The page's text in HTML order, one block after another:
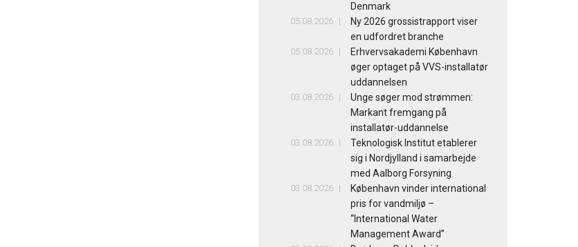
Denmark
05.08.2026
Ny 2026 grossistrapport viser
en udfordret branche
05.08.2026
Erhvervsakademi København
øger optaget på VVS-installatør
uddannelsen
03.08.2026
Unge søger mod strømmen:
Markant fremgang på
installatør-uddannelse
03.08.2026
Teknologisk Institut etablerer
sig i Nordjylland i samarbejde
med Aalborg Forsyning
03.08.2026
København vinder international
pris for vandmiljø –
“International Water
Management Award”